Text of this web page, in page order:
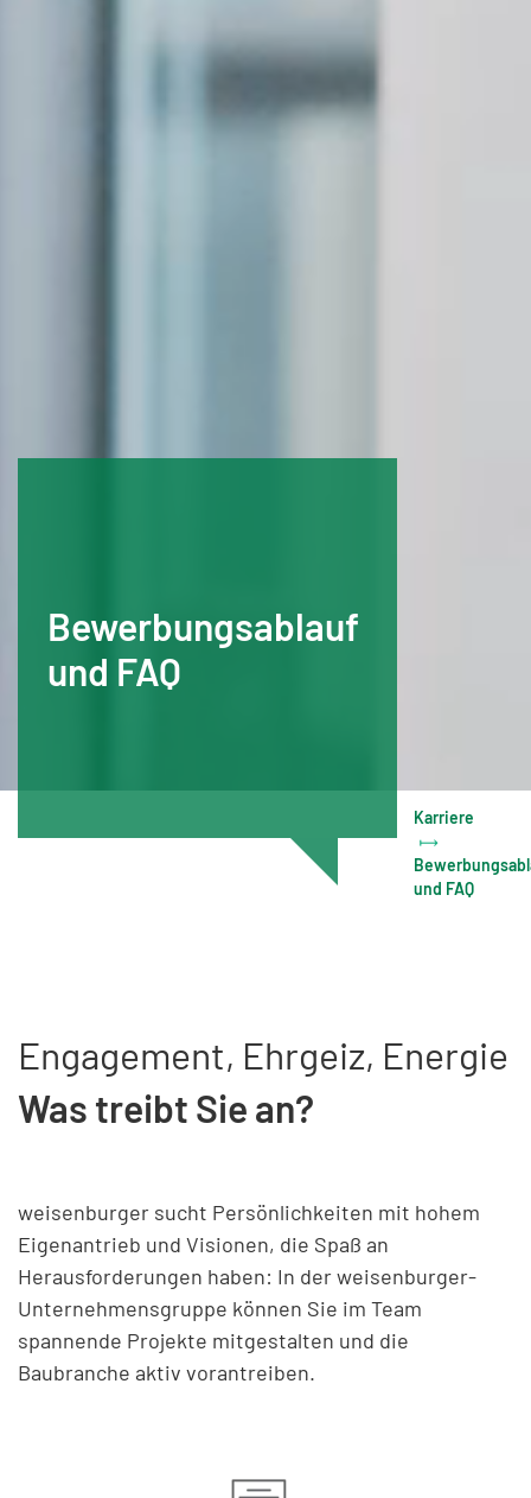
Bewerbungs­ablauf
und FAQ
Karriere
und FAQ
Engagement, Ehrgeiz, Energie
Was treibt Sie an?
weisenburger sucht Persönlichkeiten mit hohem
Eigenantrieb und Visionen, die Spaß an
Herausforderungen haben: In der weisenburger-
Unternehmensgruppe können Sie im Team
spannende Projekte mitgestalten und die
Baubranche aktiv vorantreiben.